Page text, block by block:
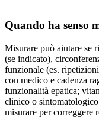
Quando ha senso
Misurare può aiutare se
(se indicato),
funzionale (es.
con medico e cadenza
funzionalità epatica;
clinico o
misurare per correggere